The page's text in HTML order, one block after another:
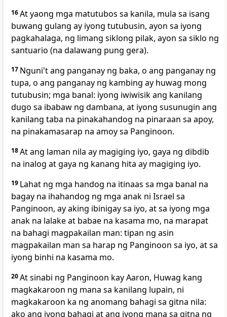
16At yaong mga matutubos sa kanila, mula sa isang
buwang gulang ay iyong tutubusin, ayon sa iyong
pagkahalaga, ng limang siklong pilak, ayon sa siklo ng
santuario (na dalawang pung gera).
17 Nguni't ang panganay ng baka, o ang panganay ng
tupa, o ang panganay ng kambing ay huwag mong
tutubusin; mga banal: iyong iwiwisik ang kanilang
dugo sa ibabaw ng dambana, at iyong susunugin ang
kanilang taba na pinakahandog na pinaraan sa apoy,
na pinakamasarap na amoy sa Panginoon.
18At ang laman nila ay magiging iyo, gaya ng dibdib
na inalog at gaya ng kanang hita ay magiging iyo.
19 Lahat ng mga handog na itinaas sa mga banal na
bagay na ihahandog ng mga anak ni Israel sa
Panginoon, ay aking ibinigay sa iyo, at sa iyong mga
anak na lalake at babae na kasama mo, na marapat
na bahagi magpakailan man: tipan ng asin
magpakailan man sa harap ng Panginoon sa iyo, at sa
iyong binhi na kasama mo.
20At sinabi ng Panginoon kay Aaron, Huwag kang
magkakaroon ng mana sa kanilang lupain, ni
magkakaroon ka ng anomang bahagi sa gitna nila:
ako ang iyong bahagi at ang iyong mana sa gitna ng